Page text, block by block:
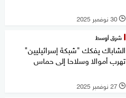
l 30 نوفمبر 2025
شرق أوسط
الشاباك يفكك "شبكة إسرائيليين"
تهرب أموالا وسلاحا إلى حماس
l 27 نوفمبر 2025